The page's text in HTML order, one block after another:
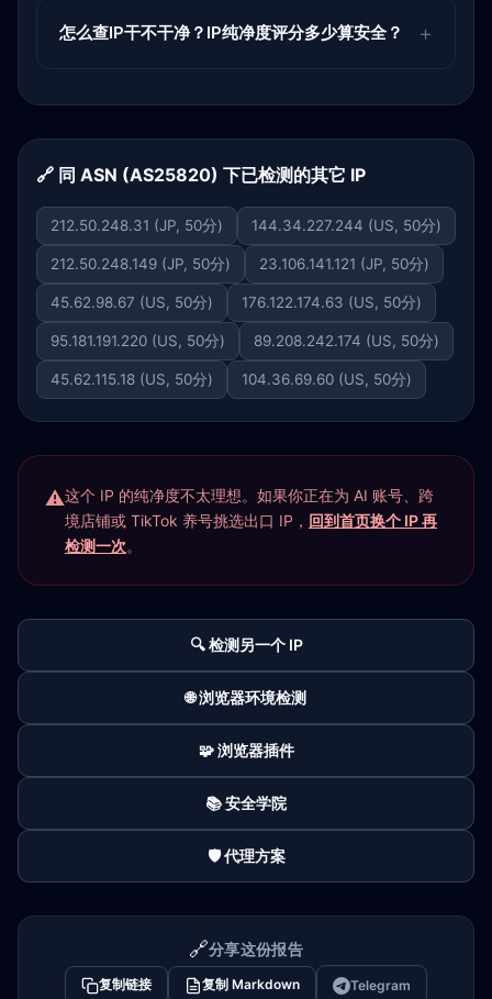
怎么查IP干不干净？IP纯净度评分多少算安全？
🔗 同 ASN (AS25820) 下已检测的其它 IP
212.50.248.31 (JP, 50分) 144.34.227.244 (US, 50分)
212.50.248.149 (JP, 50分) 23.106.141.121 (JP, 50分)
45.62.98.67 (US, 50分) 176.122.174.63 (US, 50分)
95.181.191.220 (US, 50分) 89.208.242.174 (US, 50分)
45.62.115.18 (US, 50分) 104.36.69.60 (US, 50分)
这个 IP 的纯净度不太理想。如果你正在为 AI 账号、跨
境店铺或 TikTok 养号挑选出口 IP， 回到首页换个 IP 再
检测一次。
🔍 检测另一个 IP
🌐 浏览器环境检测
🧩 浏览器插件
📚 安全学院
🛡️ 代理方案
🔗分享这份报告
复制链接 复制 Markdown Telegram